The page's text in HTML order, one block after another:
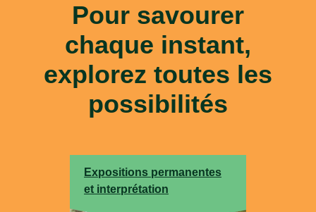
Pour savourer
chaque instant,
explorez toutes les
possibilités
Expositions permanentes
et interprétation